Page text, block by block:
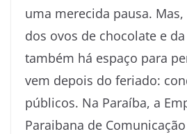
uma merecida pausa.
dos ovos de chocolate e
também há espaço para
vem depois do feriado:
públicos. Na Paraíba, a
Paraibana de Comunicação